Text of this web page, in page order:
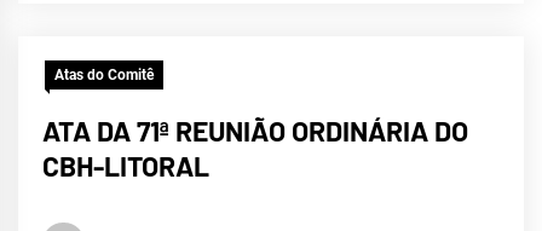
Atas do Comitê
ATA DA 71ª REUNIÃO ORDINÁRIA DO
CBH-LITORAL